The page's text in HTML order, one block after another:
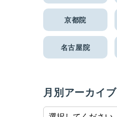
京都院
名古屋院
月別アーカイブ